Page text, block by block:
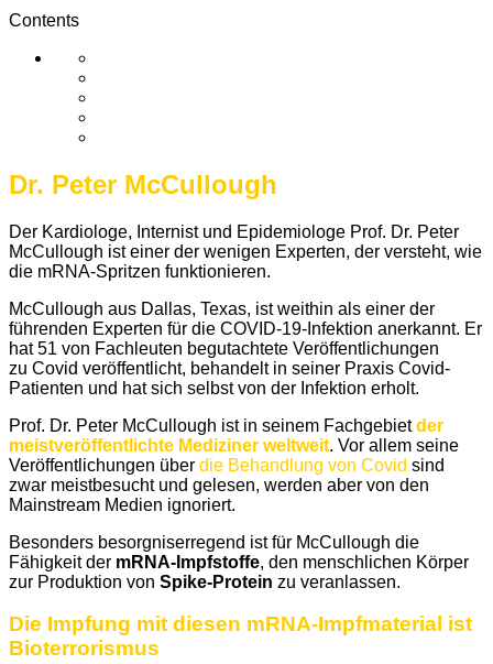
Contents
Dr. Peter McCullough
Der Kardiologe, Internistund Epidemiologe Prof. Dr. Peter
McCullough ist einer der wenigen Experten, der versteht, wie
die mRNA-Spritzen funktionieren.
McCullough aus Dallas, Texas, ist weithin als einer der
führenden Experten für die COVID-19-Infektion anerkannt. Er
hat 51 von Fachleuten begutachtete Veröffentlichungen
zu Covid veröffentlicht, behandelt in seiner Praxis Covid-
Patienten und hat sich selbst von der Infektion erholt.
Prof. Dr. Peter McCullough ist in seinem Fachgebietder
meistveröffentlichte Mediziner weltweit. Vor allem seine
Veröffentlichungen über die Behandlung von Covid sind
zwar meistbesucht und gelesen, werden aber von den
Mainstream Medien ignoriert.
Besonders besorgniserregend ist für McCullough die
Fähigkeit der mRNA-Impfstoffe, den menschlichen Körper
zur Produktion von Spike-Protein zu veranlassen.
Die Impfung mit diesen mRNA-Impfmaterial ist
Bioterrorismus